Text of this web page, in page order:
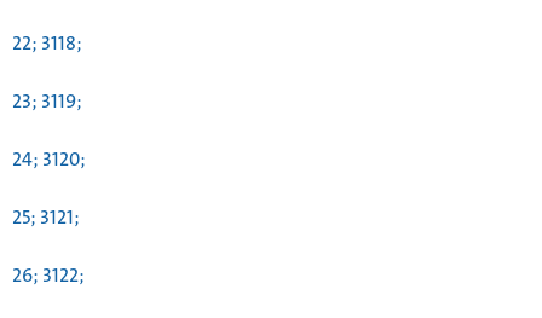
22; 3118;
23; 3119;
24; 3120;
25; 3121;
26; 3122;